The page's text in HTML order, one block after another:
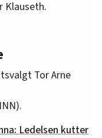
Klauseth.
Tor Arne
Ledelsen kutter